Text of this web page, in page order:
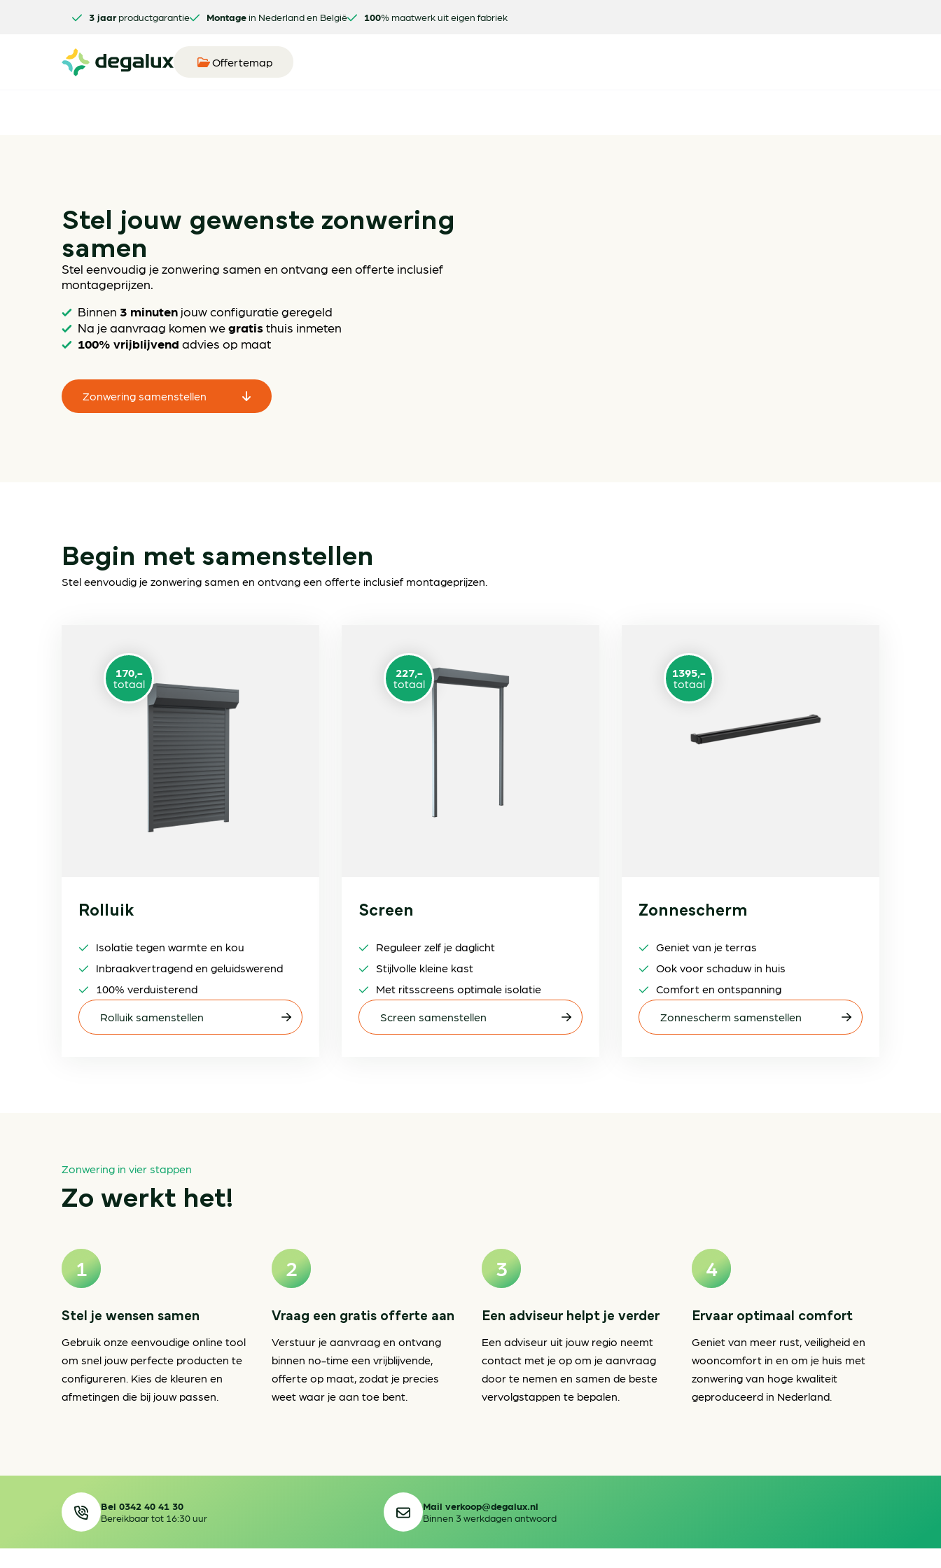
3 jaarproductgarantie Montage in Nederland en België 100% maatwerk uit eigen fabriek
Offertemap
Stel jouw gewenste zonwering
samen
Stel eenvoudig je zonwering samen en ontvang een offerte inclusief
montageprijzen.
Binnen 3 minuten jouw configuratie geregeld
Na je aanvraag komen wegratisthuis inmeten
100% vrijblijvend advies op maat
Zonwering samenstellen
Begin met samenstellen
Stel eenvoudig je zonwering samen en ontvang een offerte inclusief montageprijzen.
totaal
170,-
Rolluik
Isolatie tegen warmte en kou
Inbraakvertragend en geluidswerend
100% verduisterend
Rolluik samenstellen
totaal
227,-
Screen
Reguleer zelf je daglicht
Stijlvolle kleine kast
Met ritsscreens optimale isolatie
Screen samenstellen
totaal
1395,-
Zonnescherm
Geniet van je terras
Ook voor schaduw in huis
Comfort en ontspanning
Zonnescherm samenstellen
Zonwering in vier stappen
Zo werkt het!
Stel je wensen samen
Gebruik onze eenvoudige online tool
om snel jouw perfecte producten te
configureren. Kies de kleuren en
afmetingen die bij jouw passen.
Vraag een gratis offerte aan
Verstuur je aanvraag en ontvang
binnen no-time een vrijblijvende,
offerte op maat, zodat je precies
weet waar je aan toe bent.
Een adviseur helpt je verder
Een adviseur uit jouw regio neemt
contact met je op om je aanvraag
door te nemen en samen de beste
vervolgstappen te bepalen.
Ervaar optimaal comfort
Geniet van meer rust, veiligheid en
wooncomfort in en om je huis met
zonwering van hoge kwaliteit
geproduceerd in Nederland.
Bel 0342 40 41 30
Bereikbaar tot 16:30 uur
Mail verkoop@degalux.nl
Binnen 3 werkdagen antwoord